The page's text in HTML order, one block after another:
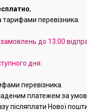
,
тарифами перевізника.
до 13:00
дня.
перевізника.
платежем за
післяплати Нової